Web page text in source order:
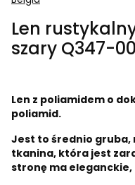
Len
szary Q347-
Len z poliamidem o
poliamid.
Jest to średnio gruba,
tkanina, która jest
stronę ma